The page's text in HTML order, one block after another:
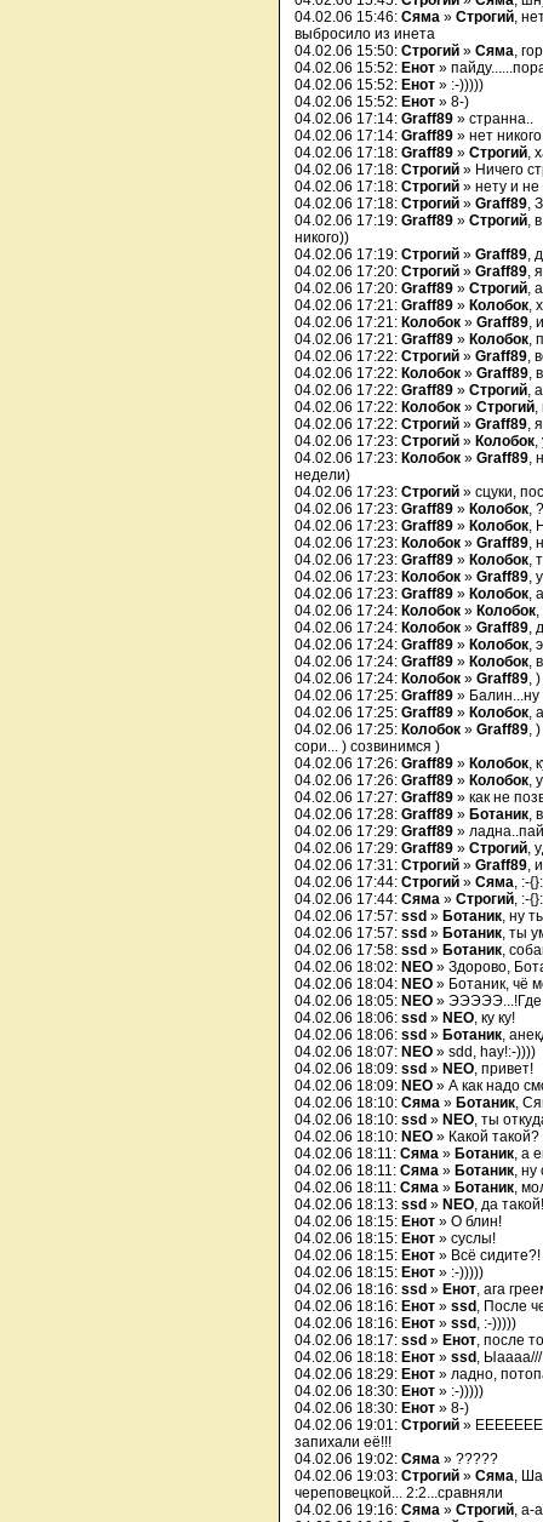
04.02.06 15:46: Сяма » Строгий,
выбросило из инета
04.02.06 15:50: Строгий » Сяма,
04.02.06 15:52: Енот »
04.02.06 15:52: Енот » :-)))))
04.02.06 15:52: Енот » 8-)
04.02.06 17:14: Graff89 » странна..
04.02.06 17:14: Graff89 » нет
04.02.06 17:18: Graff89 » Строгий,
04.02.06 17:18: Строгий » Ничего
04.02.06 17:18: Строгий » нету и
04.02.06 17:18: Строгий » Graff89,
04.02.06 17:19: Graff89 » Строгий,
никого))
04.02.06 17:19: Строгий » Graff89,
04.02.06 17:20: Строгий » Graff89,
04.02.06 17:20: Graff89 » Строгий,
04.02.06 17:21: Graff89 » Колобок,
04.02.06 17:21: Колобок » Graff89,
04.02.06 17:21: Graff89 » Колобок,
04.02.06 17:22: Строгий » Graff89,
04.02.06 17:22: Колобок » Graff89,
04.02.06 17:22: Graff89 » Строгий,
04.02.06 17:22: Колобок » Строгий,
04.02.06 17:22: Строгий » Graff89,
04.02.06 17:23: Строгий » Колобок,
04.02.06 17:23: Колобок » Graff89,
недели)
04.02.06 17:23: Строгий » сцуки,
04.02.06 17:23: Graff89 » Колобок,
04.02.06 17:23: Graff89 » Колобок,
04.02.06 17:23: Колобок » Graff89,
04.02.06 17:23: Graff89 » Колобок,
04.02.06 17:23: Колобок » Graff89,
04.02.06 17:23: Graff89 » Колобок,
04.02.06 17:24: Колобок » Колобок
04.02.06 17:24: Колобок » Graff89,
04.02.06 17:24: Graff89 » Колобок,
04.02.06 17:24: Graff89 » Колобок,
04.02.06 17:24: Колобок » Graff89,
04.02.06 17:25: Graff89 » Балин...ну
04.02.06 17:25: Graff89 » Колобок,
04.02.06 17:25: Колобок » Graff89,
сори... ) созвинимся )
04.02.06 17:26: Graff89 » Колобок,
04.02.06 17:26: Graff89 » Колобок,
04.02.06 17:27: Graff89 » как не
04.02.06 17:28: Graff89 » Ботаник,
04.02.06 17:29: Graff89 »
04.02.06 17:29: Graff89 » Строгий,
04.02.06 17:31: Строгий » Graff89,
04.02.06 17:44: Строгий » Сяма, :-
04.02.06 17:44: Сяма » Строгий, :-
04.02.06 17:57: ssd » Ботаник, ну
04.02.06 17:57: ssd » Ботаник, ты
04.02.06 17:58: ssd » Ботаник,
04.02.06 18:02: NEO » Здорово,
04.02.06 18:04: NEO » Ботаник, чё
04.02.06 18:05: NEO » ЭЭЭЭЭ...!Где
04.02.06 18:06: ssd » NEO, ку ку!
04.02.06 18:06: ssd » Ботаник,
04.02.06 18:07: NEO » sdd, hay!:-))))
04.02.06 18:09: ssd » NEO, привет!
04.02.06 18:09: NEO » А как надо
04.02.06 18:10: Сяма » Ботаник,
04.02.06 18:10: ssd » NEO, ты
04.02.06 18:10: NEO » Какой такой?
04.02.06 18:11: Сяма » Ботаник, а
04.02.06 18:11: Сяма » Ботаник, ну
04.02.06 18:11: Сяма » Ботаник,
04.02.06 18:13: ssd » NEO, да такой!
04.02.06 18:15: Енот » О блин!
04.02.06 18:15: Енот » суслы!
04.02.06 18:15: Енот » Всё сидите?!
04.02.06 18:15: Енот » :-)))))
04.02.06 18:16: ssd » Енот, ага
04.02.06 18:16: Енот » ssd , После
04.02.06 18:16: Енот » ssd , :-)))))
04.02.06 18:17: ssd » Енот, после
04.02.06 18:18: Енот » ssd , Ыаааа///
04.02.06 18:29: Енот » ладно,
04.02.06 18:30: Енот » :-)))))
04.02.06 18:30: Енот » 8-)
04.02.06 19:01: Строгий »
запихали её!!!
04.02.06 19:02: Сяма » ?????
04.02.06 19:03: Строгий » Сяма,
череповецкой... 2:2...сравняли
04.02.06 19:16: Сяма » Строгий, а-